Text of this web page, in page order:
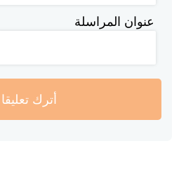
عنوان المراسلة
أترك تعليقا